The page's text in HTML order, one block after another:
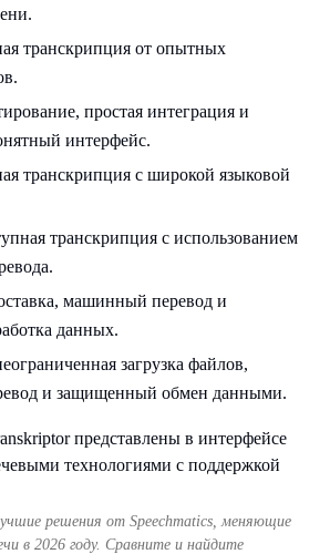
транскрипция от опытных
простая интеграция и
интерфейс.
транскрипция с широкой языковой
транскрипция с использованием
машинный перевод и
данных.
загрузка файлов,
и защищенный обмен данными.
решения от Speechmatics, меняющие
в 2026 году. Сравните и найдите